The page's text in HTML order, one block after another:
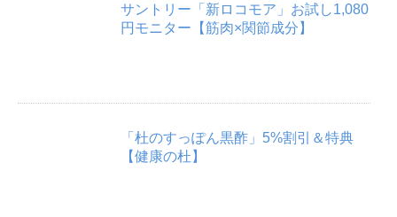
サントリー「新ロコモア」お試し1,080
円モニター【筋肉×関節成分】
「杜のすっぽん黒酢」5%割引＆特典
【健康の杜】